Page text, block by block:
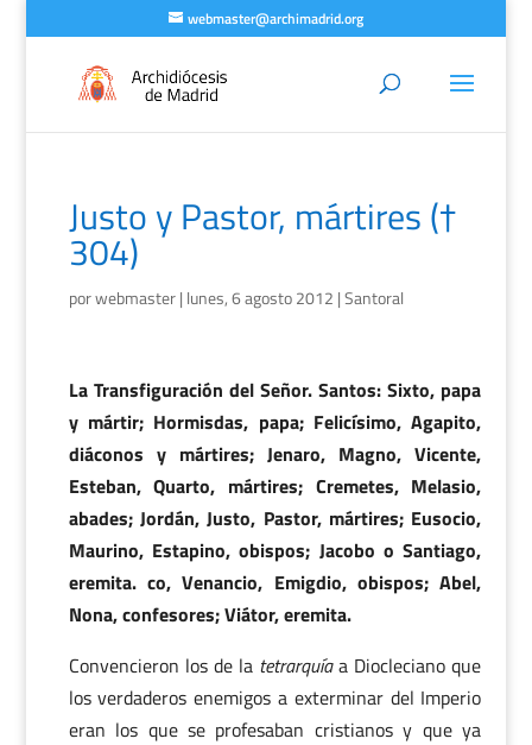
webmaster@archimadrid.org
Justo y Pastor, mártires (†
304)
porwebmaster| lunes, 6 agosto 2012 |Santoral
La Transfiguración del Señor. Santos: Sixto, papa
y mártir; Hormisdas, papa; Felicísimo, Agapito,
diáconos y mártires; Jenaro, Magno, Vicente,
Esteban, Quarto, mártires; Cremetes, Melasio,
abades; Jordán, Justo, Pastor, mártires; Eusocio,
Maurino, Estapino, obispos; Jacobo o Santiago,
eremita. co, Venancio, Emigdio, obispos; Abel,
Nona, confesores; Viátor, eremita.
Convencieron los de la tetrarquíaa Diocleciano que
los verdaderos enemigos a exterminar del Imperio
eran los que se profesaban cristianos y que ya